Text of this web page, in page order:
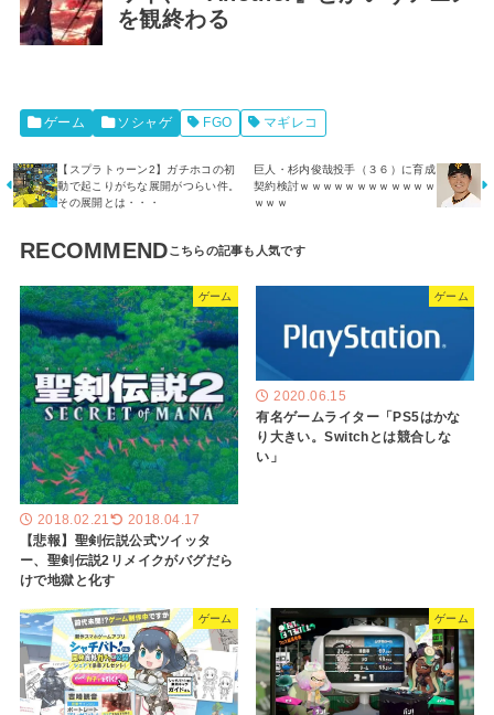
を観終わる
ゲーム ソシャゲ FGO マギレコ
【スプラトゥーン2】ガチホコの初
動で起こりがちな展開がつらい件。
その展開とは・・・
巨人・杉内俊哉投手（３６）に育成
契約検討ｗｗｗｗｗｗｗｗｗｗｗｗ
ｗｗｗ
RECOMMEND
ゲーム
2018.02.21 2018.04.17
【悲報】聖剣伝説公式ツイッタ
ー、聖剣伝説2リメイクがバグだら
けで地獄と化す
ゲーム
2020.06.15
有名ゲームライター「PS5はかな
り大きい。Switchとは競合しな
い」
ゲーム ゲーム